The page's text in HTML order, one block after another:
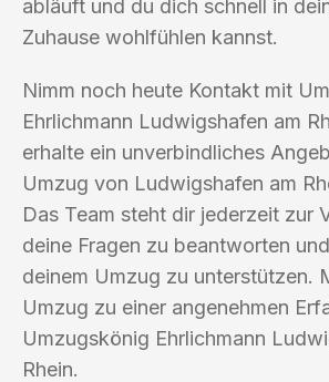
abläuft und du dich schnell in
Zuhause wohlfühlen kannst.
Nimm noch heute Kontakt mit
Ehrlichmann Ludwigshafen am
erhalte ein unverbindliches
Umzug von Ludwigshafen am
Das Team steht dir jederzeit zur
deine Fragen zu beantworten
deinem Umzug zu unterstützen.
Umzug zu einer angenehmen
Umzugskönig Ehrlichmann
Rhein.